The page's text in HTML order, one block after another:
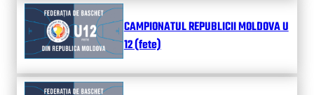
CAMPIONATUL REPUBLICII MOLDOVA U
12 (fete)